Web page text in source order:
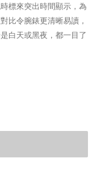
標來突出時間顯示，為
比令腕錶更清晰易讀，
白天或黑夜，都一目了